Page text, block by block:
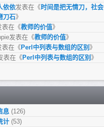
依依发表在《 时间是把无情刀，社会
刀石》
表在《教师的价值》
发表在《教师的价值》
表在《 Perl中列表与数组的区别 》
表在《 Perl中列表与数组的区别 》
息 (126)
计 (53)